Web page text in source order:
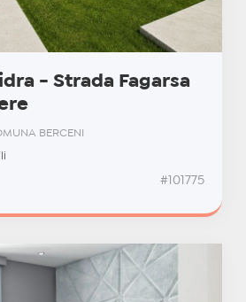
- Strada Fagarsa
BERCENI
#101775